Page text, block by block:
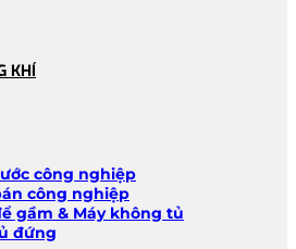
KHÍ
công nghiệp
công nghiệp
gầm & Máy không tủ
đứng